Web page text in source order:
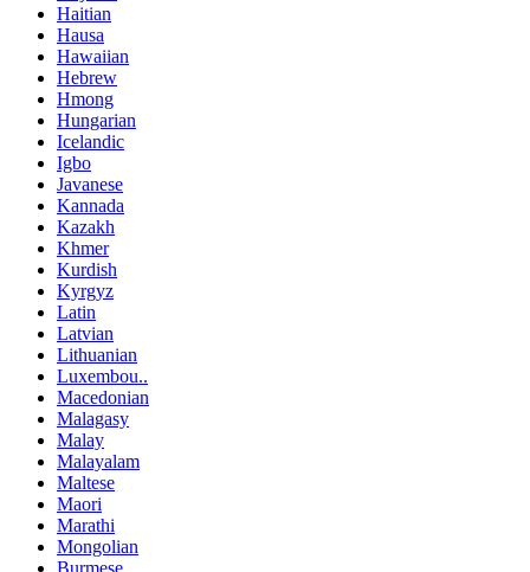
Haitian
Hausa
Hawaiian
Hebrew
Hmong
Hungarian
Icelandic
Igbo
Javanese
Kannada
Kazakh
Khmer
Kurdish
Kyrgyz
Latin
Latvian
Lithuanian
Luxembou..
Macedonian
Malagasy
Malay
Malayalam
Maltese
Maori
Marathi
Mongolian